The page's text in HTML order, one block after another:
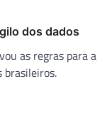
dos dados
as regras para a
brasileiros.